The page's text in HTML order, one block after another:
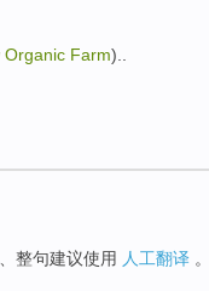
Organic Farm)..
整句建议使用 人工翻译